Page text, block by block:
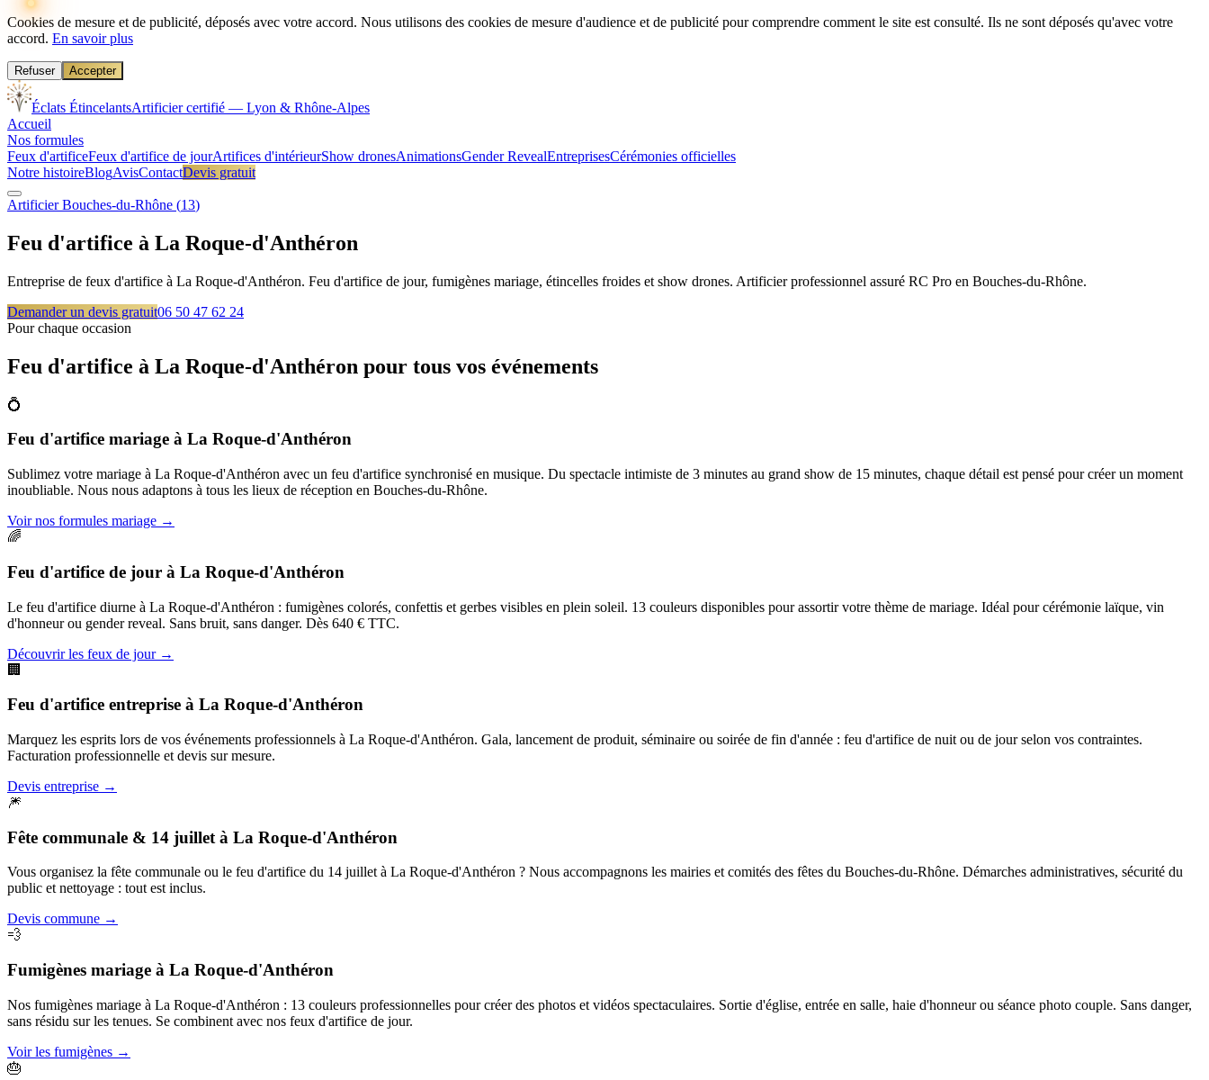
Cookies de mesure et de publicité, déposés avec votre accord. Nous utilisons des cookies de mesure d'audience et de publicité pour comprendre comment le site est consulté. Ils ne sont déposés qu'avec votre
accord. En savoir plus
Refuser Accepter
Éclats ÉtincelantsArtificier certifié — Lyon & Rhône-Alpes
Accueil
Nos formules
Feux d'artificeFeux d'artifice de jourArtifices d'intérieurShow dronesAnimationsGender RevealEntreprisesCérémonies officielles
Notre histoireBlogAvisContactDevis gratuit
ArtificierBouches-du-Rhône (13)
Feu d'artifice à La Roque-d'Anthéron
Entreprise de feux d'artifice à La Roque-d'Anthéron. Feu d'artifice de jour, fumigènes mariage, étincelles froides et show drones. Artificier professionnel assuré RC Pro en Bouches-du-Rhône.
Demander un devis gratuit06 50 47 62 24
Pour chaque occasion
Feu d'artifice à La Roque-d'Anthéron pour tous vos événements
💍
Feu d'artifice mariage à La Roque-d'Anthéron
Sublimez votre mariage à La Roque-d'Anthéron avec un feu d'artifice synchronisé en musique. Du spectacle intimiste de 3 minutes au grand show de 15 minutes, chaque détail est pensé pour créer un moment
inoubliable. Nous nous adaptons à tous les lieux de réception en Bouches-du-Rhône.
Voir nos formules mariage →
🌈
Feu d'artifice de jour à La Roque-d'Anthéron
Le feu d'artifice diurne à La Roque-d'Anthéron : fumigènes colorés, confettis et gerbes visibles en plein soleil. 13 couleurs disponibles pour assortir votre thème de mariage. Idéal pour cérémonie laïque, vin
d'honneur ou gender reveal. Sans bruit, sans danger. Dès 640 € TTC.
Découvrir les feux de jour→
🏢
Feu d'artifice entreprise à La Roque-d'Anthéron
Marquez les esprits lors de vos événements professionnels à La Roque-d'Anthéron. Gala, lancement de produit, séminaire ou soirée de fin d'année : feu d'artifice de nuit ou de jour selon vos contraintes.
Facturation professionnelle et devis sur mesure.
Devis entreprise →
🎆
Fête communale & 14 juillet à La Roque-d'Anthéron
Vous organisez la fête communale ou le feu d'artifice du 14 juillet à La Roque-d'Anthéron ? Nous accompagnons les mairies et comités des fêtes du Bouches-du-Rhône. Démarches administratives, sécurité du
public et nettoyage : tout est inclus.
Devis commune →
💨
Fumigènes mariage à La Roque-d'Anthéron
Nos fumigènes mariage à La Roque-d'Anthéron : 13 couleurs professionnelles pour créer des photos et vidéos spectaculaires. Sortie d'église, entrée en salle, haie d'honneur ou séance photo couple. Sans danger,
sans résidu sur les tenues. Se combinent avec nos feux d'artifice de jour.
Voir les fumigènes →
🎂